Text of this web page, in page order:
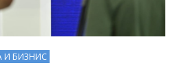
И БИЗНИС